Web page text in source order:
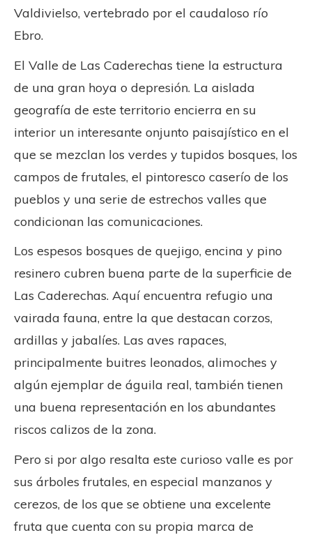
Valdivielso, vertebrado por el caudaloso río
Ebro.
El Valle de Las Caderechas tiene la estructura
de una gran hoya o depresión. La aislada
geografía de este territorio encierra en su
interior un interesante onjunto paisajístico en el
que se mezclan los verdes y tupidos bosques, los
campos de frutales, el pintoresco caserío de los
pueblos y una serie de estrechos valles que
condicionan las comunicaciones.
Los espesos bosques de quejigo, encina y pino
resinero cubren buena parte de la superficie de
Las Caderechas. Aquí encuentra refugio una
vairada fauna, entre la que destacan corzos,
ardillas y jabalíes. Las aves rapaces,
principalmente buitres leonados, alimoches y
algún ejemplar de águila real, también tienen
una buena representación en los abundantes
riscos calizos de la zona.
Pero si por algo resalta este curioso valle es por
sus árboles frutales, en especial manzanos y
cerezos, de los que se obtiene una excelente
fruta que cuenta con su propia marca de